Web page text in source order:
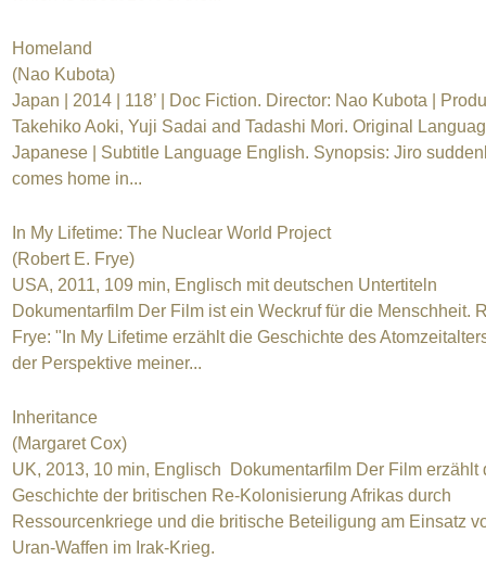
Homeland
(Nao Kubota)
Japan | 2014 | 118’ | Doc Fiction. Director: Nao Kubota |
Takehiko Aoki, Yuji Sadai and Tadashi Mori. Original
Japanese | Subtitle Language English. Synopsis: Jiro
comes home in...
In My Lifetime: The Nuclear World Project
(Robert E. Frye)
USA, 2011, 109 min, Englisch mit deutschen Untertiteln
Dokumentarfilm Der Film ist ein Weckruf für die Menschheit.
Frye: "In My Lifetime erzählt die Geschichte des
der Perspektive meiner...
Inheritance
(Margaret Cox)
UK, 2013, 10 min, Englisch Dokumentarfilm Der Film erzählt
Geschichte der britischen Re-Kolonisierung Afrikas durch
Ressourcenkriege und die britische Beteiligung am Einsatz
Uran-Waffen im Irak-Krieg.